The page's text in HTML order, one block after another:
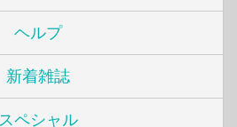
ヘルプ
新着雑誌
スペシャル